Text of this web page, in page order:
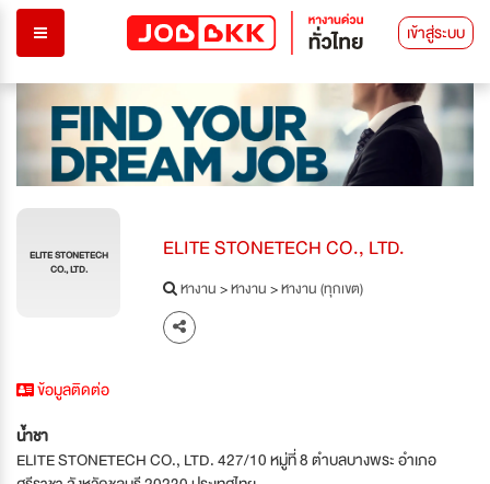
เข้าสู่ระบบ
ELITE STONETECH
CO., LTD.
ELITE STONETECH CO., LTD.
หางาน>หางาน>หางาน (ทุกเขต)
ข้อมูลติดต่อ
น้ำชา
ELITE STONETECH CO., LTD. 427/10 หมู่ที่ 8 ตำบลบางพระ อำเภอ